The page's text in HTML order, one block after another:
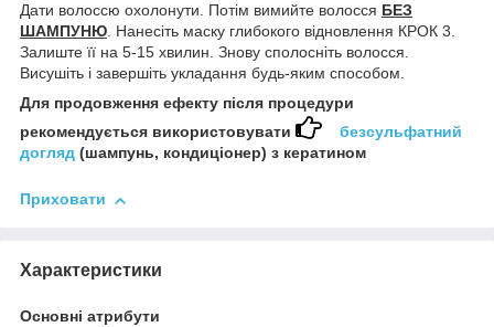
Дати волоссю охолонути. Потім вимийте волосся БЕЗ
ШАМПУНЮ. Нанесіть маску глибокого відновлення КРОК 3.
Залиште її на 5-15 хвилин. Знову сполосніть волосся.
Висушіть і завершіть укладання будь-яким способом.
Для продовження ефекту після процедури
рекомендується використовувати
безсульфатний
догляд (шампунь, кондиціонер) з кератином
Приховати
Характеристики
Основні атрибути